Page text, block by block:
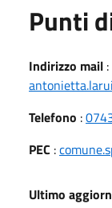
Punti
Indirizzo mail :
Telefono :
PEC :
Ultimo